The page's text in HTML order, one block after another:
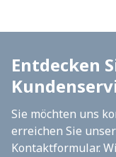
Entdecken
Sie möchten uns
erreichen Sie
Kontaktformular.